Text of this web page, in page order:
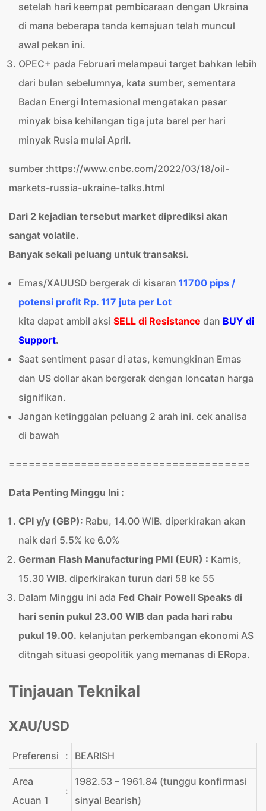
setelah hari keempat pembicaraan dengan Ukraina
di mana beberapa tanda kemajuan telah muncul
awal pekan ini.
OPEC+ pada Februari melampaui target bahkan lebih
dari bulan sebelumnya, kata sumber, sementara
Badan Energi Internasional mengatakan pasar
minyak bisa kehilangan tiga juta barel per hari
minyak Rusia mulai April.
sumber :https://www.cnbc.com/2022/03/18/oil-
markets-russia-ukraine-talks.html
Dari 2 kejadian tersebut market diprediksi akan
sangat volatile.
Banyak sekali peluang untuk transaksi.
Emas/XAUUSD bergerak di kisaran 11700 pips /
potensi profit Rp. 117 juta per Lot
kita dapat ambil aksi SELL di Resistance dan BUY di
Support.
Saat sentiment pasar di atas, kemungkinan Emas
dan US dollar akan bergerak dengan loncatan harga
signifikan.
Jangan ketinggalan peluang 2 arah ini. cek analisa
di bawah
=====================================
Data Penting Minggu Ini :
CPI y/y (GBP): Rabu, 14.00 WIB. diperkirakan akan
naik dari 5.5% ke 6.0%
German Flash Manufacturing PMI (EUR) : Kamis,
15.30 WIB. diperkirakan turun dari 58 ke 55
Dalam Minggu ini ada Fed Chair Powell Speaks di
hari senin pukul 23.00 WIB dan pada hari rabu
pukul 19.00. kelanjutan perkembangan ekonomi AS
ditngah situasi geopolitik yang memanas di ERopa.
Tinjauan Teknikal
XAU/USD
Preferensi : BEARISH
Area
Acuan 1
:
1982.53 – 1961.84 (tunggu konfirmasi
sinyal Bearish)